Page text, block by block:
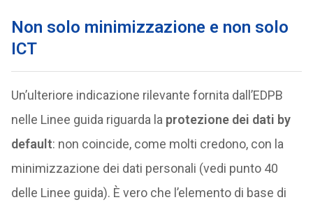
Non solo minimizzazione e non solo
ICT
Un’ulteriore indicazione rilevante fornita dall’EDPB
nelle Linee guida riguarda la protezione dei dati by
default: non coincide, come molti credono, con la
minimizzazione dei dati personali (vedi punto 40
delle Linee guida). È vero che l’elemento di base di